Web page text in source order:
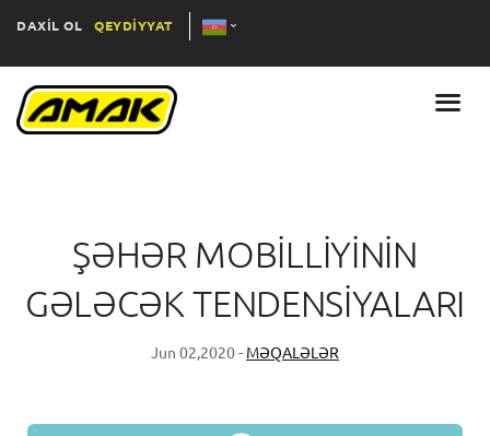
DAXİL OL QEYDİYYAT
ŞƏHƏR MOBİLLİYİNİN
GƏLƏCƏK TENDENSİYALARI
Jun 02,2020 - MƏQALƏLƏR